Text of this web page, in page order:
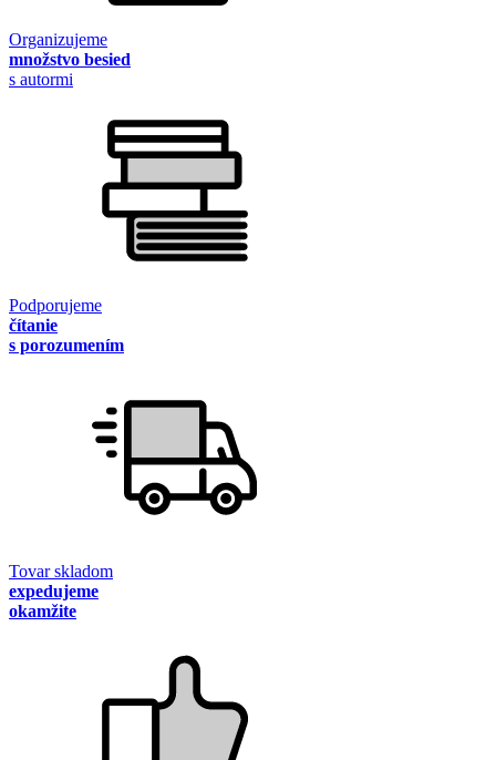
Organizujeme
množstvo besied
s autormi
Podporujeme
čítanie
s porozumením
Tovar skladom
expedujeme
okamžite